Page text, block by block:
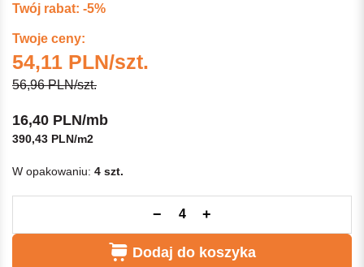
Twój rabat: -5%
Twoje ceny:
54,11 PLN/szt.
56,96 PLN/szt.
16,40 PLN/mb
390,43 PLN/m2
W opakowaniu: 4 szt.
− +
Dodaj do koszyka